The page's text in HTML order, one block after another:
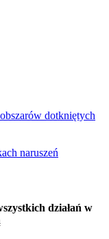
dotkniętych
naruszeń
działań w